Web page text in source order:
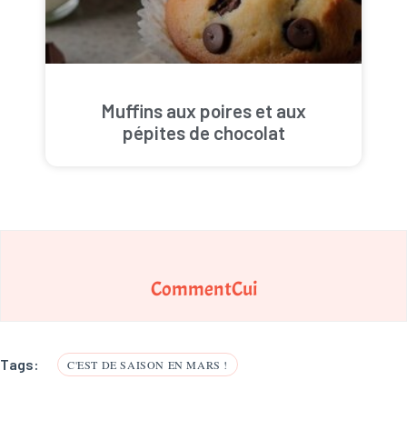
Muffins aux poires et aux
pépites de chocolat
CommentCui
Tags: C'EST DE SAISON EN MARS !